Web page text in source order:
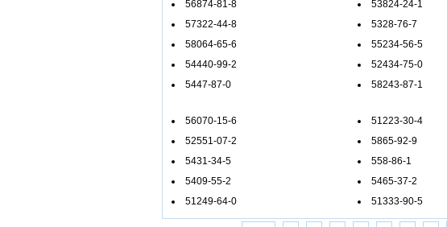
56874-81-8
53824-24-1
57322-44-8
5328-76-7
58064-65-6
55234-56-5
54440-99-2
52434-75-0
5447-87-0
58243-87-1
56070-15-6
51223-30-4
52551-07-2
5865-92-9
5431-34-5
558-86-1
5409-55-2
5465-37-2
51249-64-0
51333-90-5